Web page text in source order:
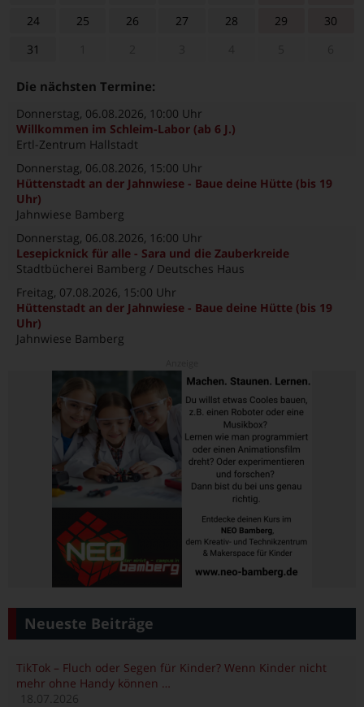
24
25 26 27 28 29
30
31
Die nächsten Termine:
Donnerstag, 06.08.2026, 10:00 Uhr
Willkommen im Schleim-Labor (ab 6 J.)
Ertl-Zentrum Hallstadt
Donnerstag, 06.08.2026, 15:00 Uhr
Hüttenstadt an der Jahnwiese - Baue deine Hütte (bis 19
Uhr)
Jahnwiese Bamberg
Donnerstag, 06.08.2026, 16:00 Uhr
Lesepicknick für alle - Sara und die Zauberkreide
Stadtbücherei Bamberg / Deutsches Haus
Freitag, 07.08.2026, 15:00 Uhr
Hüttenstadt an der Jahnwiese - Baue deine Hütte (bis 19
Uhr)
Jahnwiese Bamberg
Neueste Beiträge
TikTok – Fluch oder Segen für Kinder? Wenn Kinder nicht
mehr ohne Handy können …
18.07.2026